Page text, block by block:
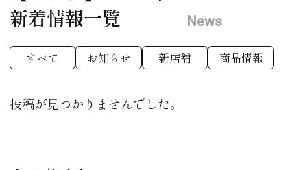
新着情報一覧
News
すべて お知らせ 新店舗 商品情報
投稿が見つかりませんでした。